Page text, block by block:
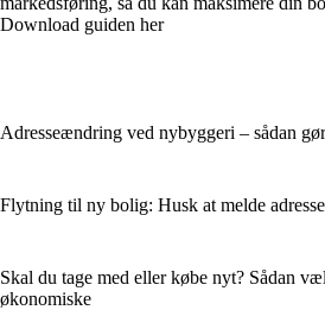
Download guiden her
Adresseændring ved nybyggeri – sådan
Flytning til ny bolig: Husk at melde
Skal du tage med eller købe nyt? Sådan
økonomiske